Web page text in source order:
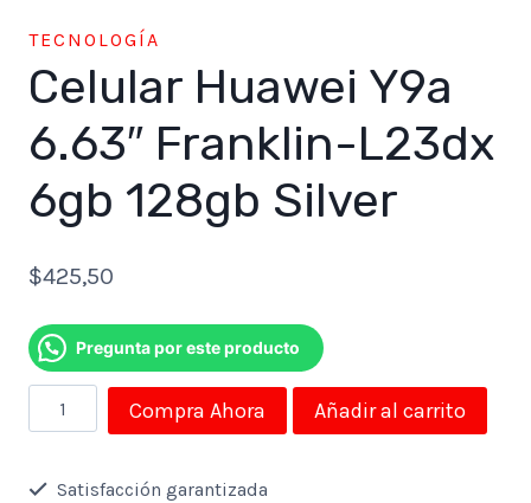
TECNOLOGÍA
Celular Huawei Y9a
6.63″ Franklin-L23dx
6gb 128gb Silver
$425,50
Pregunta por este producto
Celular
Huawei
Y9a
Compra Ahora Añadir al carrito
Satisfacción garantizada